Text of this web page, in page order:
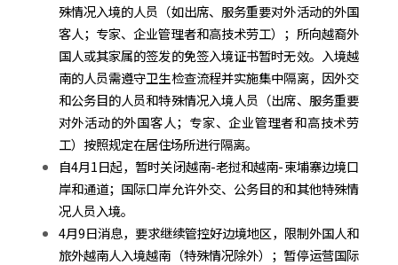
殊情况入境的人员（如出席、服务重要对外活动的外国
客人；专家、企业管理者和高技术劳工）；所向越裔外
国人或其家属的签发的免签入境证书暂时无效。入境越
南的人员需遵守卫生检查流程并实施集中隔离，因外交
和公务目的人员和特殊情况入境人员（出席、服务重要
对外活动的外国客人；专家、企业管理者和高技术劳
工）按照规定在居住场所进行隔离。
自4月1日起，暂时关闭越南-老挝和越南-柬埔寨边境口
岸和通道；国际口岸允许外交、公务目的和其他特殊情
况人员入境。
4月9日消息，要求继续管控好边境地区，限制外国人和
旅外越南人入境越南（特殊情况除外）；暂停运营国际